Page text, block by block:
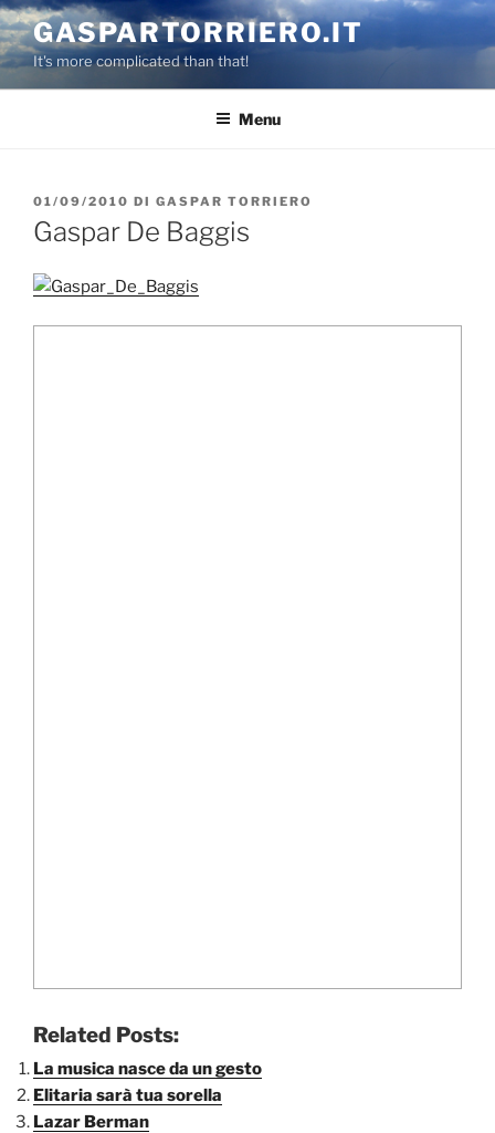
Salta
al
contenuto
GASPARTORRIERO.IT
It's more complicated than that!
Menu
PUBBLICATO
IL
01/09/2010 DI GASPAR TORRIERO
Gaspar De Baggis
Related Posts:
La musica nasce da un gesto
Elitaria sarà tua sorella
Lazar Berman